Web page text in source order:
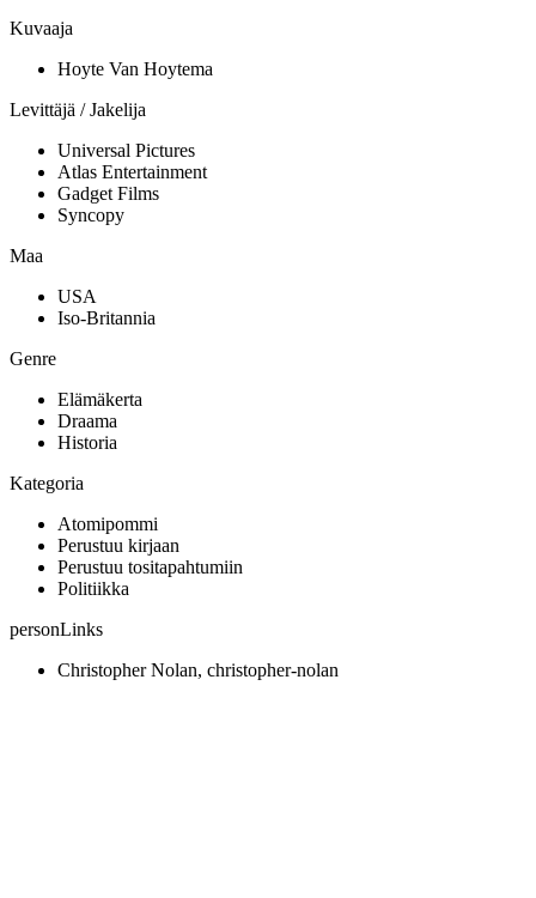
Kuvaaja
Hoyte Van Hoytema
Levittäjä / Jakelija
Universal Pictures
Atlas Entertainment
Gadget Films
Syncopy
Maa
USA
Iso-Britannia
Genre
Elämäkerta
Draama
Historia
Kategoria
Atomipommi
Perustuu kirjaan
Perustuu tositapahtumiin
Politiikka
personLinks
Christopher Nolan, christopher-nolan